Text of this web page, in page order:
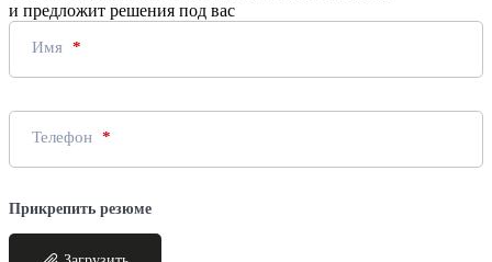
и предложит решения под вас
Имя
Телефон
Прикрепить резюме